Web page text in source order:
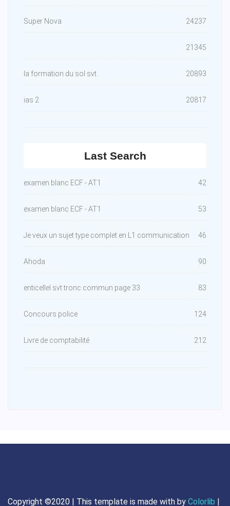
Super Nova 24237
21345
la formation du sol svt 20893
ias 2 20817
Last Search
examen blanc ECF - AT1 42
examen blanc ECF - AT1 53
Je veux un sujet type complet en L1 communication 46
Ahoda 90
enticellel svt tronc commun page 33 83
Concours police 124
Livre de comptabilité 212
Copyright ©2020 | This template is made with by Colorlib |